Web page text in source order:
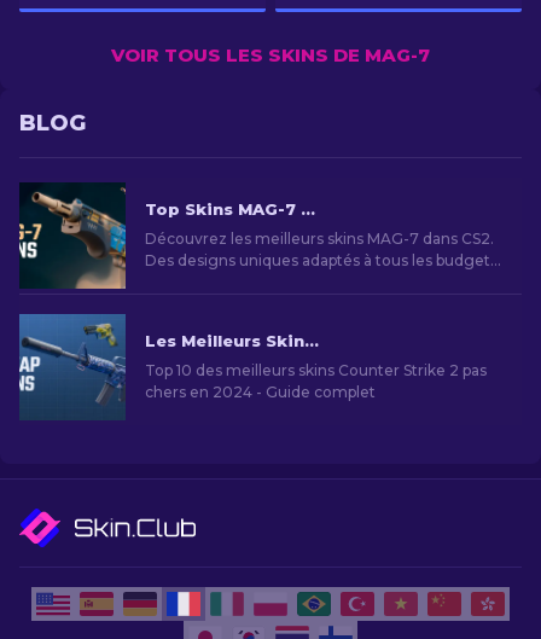
VOIR TOUS LES SKINS DE MAG-7
BLOG
Top Skins MAG-7 CS2 : Styles et Budgets
Découvrez les meilleurs skins MAG-7 dans CS2.
Des designs uniques adaptés à tous les budgets
Les Meilleurs Skins Bon Marché dans CS2 [2026]
Top 10 des meilleurs skins Counter Strike 2 pas
chers en 2024 - Guide complet